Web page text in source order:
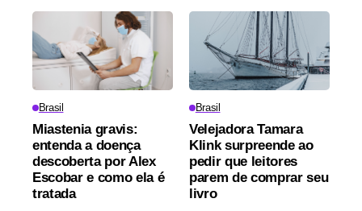
Brasil
Miastenia gravis:
entenda a doença
descoberta por Alex
Escobar e como ela é
tratada
Brasil
Velejadora Tamara
Klink surpreende ao
pedir que leitores
parem de comprar seu
livro